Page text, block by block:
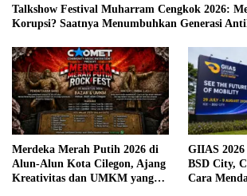
Talkshow Festival Muharram Cengkok 2026:
Korupsi? Saatnya Menumbuhkan Generasi
Merdeka Merah Putih 2026 di
Alun-Alun Kota Cilegon, Ajang
Kreativitas dan UMKM yang
GIIAS
BSD City,
Cara